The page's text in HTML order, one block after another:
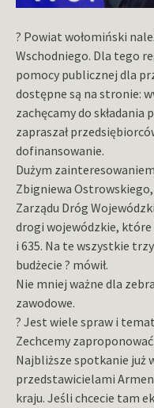
? Powiat wołomiński
Wschodniego. Dla tego
pomocy publicznej dla
dostępne są na stronie:
zachęcamy do
zapraszał
dofinansowanie.
Dużym
Zbigniewa
Zarządu Dróg
drogi wojewódzkie, które
i 635. Na te wszystkie
budżecie ? mówił.
Nie mniej ważne dla
zawodowe.
? Jest wiele spraw i
Zechcemy
Najbliższe spotkanie już
przedstawicielami
kraju. Jeśli chcecie tam